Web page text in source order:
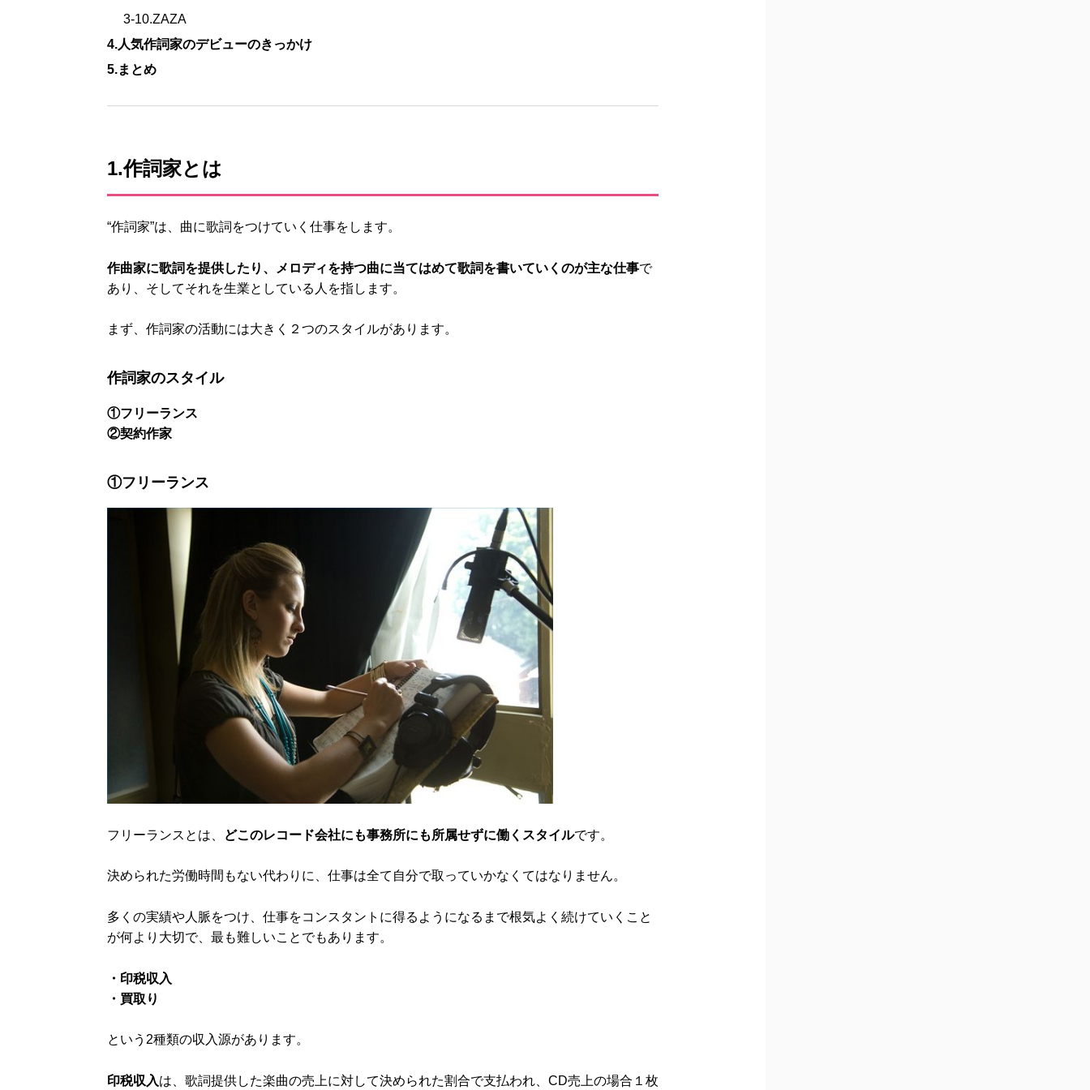
3-10.ZAZA
4.人気作詞家のデビューのきっかけ
5.まとめ
1.作詞家とは
“作詞家”は、曲に歌詞をつけていく仕事をします。
作曲家に歌詞を提供したり、メロディを持つ曲に当てはめて歌詞を書いていくのが主な仕事で
あり、そしてそれを生業としている人を指します。
まず、作詞家の活動には大きく２つのスタイルがあります。
作詞家のスタイル
①フリーランス
②契約作家
①フリーランス
フリーランスとは、 どこのレコード会社にも事務所にも所属せずに働くスタイルです。
決められた労働時間もない代わりに、仕事は全て自分で取っていかなくてはなりません。
多くの実績や人脈をつけ、仕事をコンスタントに得るようになるまで根気よく続けていくこと
が何より大切で、最も難しいことでもあります。
・印税収入
・買取り
という2種類の収入源があります。
印税収入は、歌詞提供した楽曲の売上に対して決められた割合で支払われ、CD売上の場合１枚